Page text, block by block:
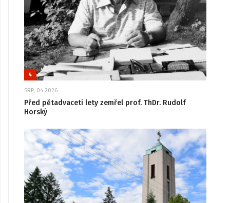
4
SRP, 04 2026
Před pětadvaceti lety zemřel prof. ThDr. Rudolf
Horský